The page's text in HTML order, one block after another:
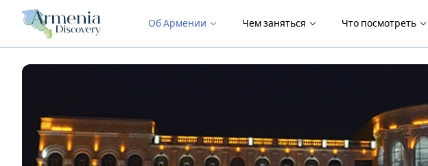
Об Армении Чем заняться Что посмотреть